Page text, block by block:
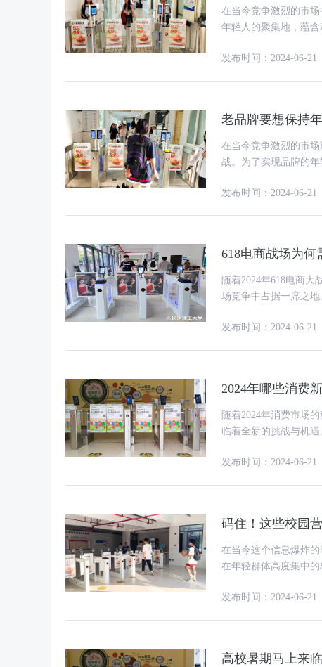
在当今竞争激烈的市
年轻人的聚集地，蕴
发布时间：2024-06-21
老品牌要想保持
在当今竞争激烈的市
战。为了实现品牌的
发布时间：2024-06-21
618电商战场为何
随着2024年618电商
场竞争中占据一席之
发布时间：2024-06-21
2024年哪些消费
随着2024年消费市场
临着全新的挑战与机
发布时间：2024-06-21
码住！这些校园
在当今这个信息爆炸
在年轻群体高度集中
发布时间：2024-06-21
高校暑期马上来